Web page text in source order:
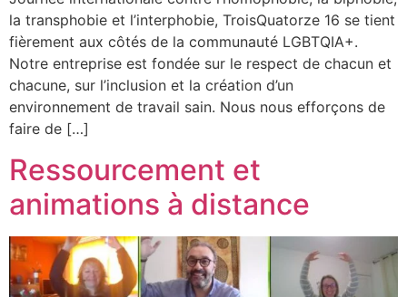
la transphobie et l’interphobie, TroisQuatorze 16 se tient
fièrement aux côtés de la communauté LGBTQIA+.
Notre entreprise est fondée sur le respect de chacun et
chacune, sur l’inclusion et la création d’un
environnement de travail sain. Nous nous efforçons de
faire de […]
Ressourcement et
animations à distance